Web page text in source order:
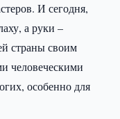
И сегодня,
а руки –
страны своим
человеческими
особенно для